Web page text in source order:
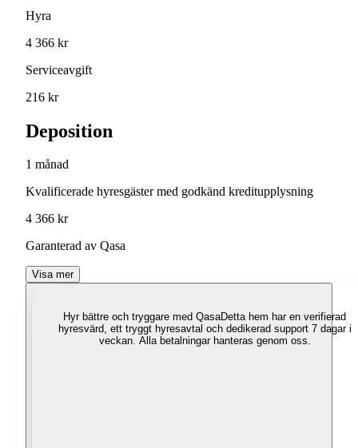
Hyra
4 366 kr
Serviceavgift
216 kr
Deposition
1 månad
Kvalificerade hyresgäster med godkänd kreditupplysning
4 366 kr
Garanterad av Qasa
Visa mer
Hyr bättre och tryggare med QasaDetta hem har en verifierad
hyresvärd, ett tryggt hyresavtal och dedikerad support 7 dagar i
veckan. Alla betalningar hanteras genom oss.